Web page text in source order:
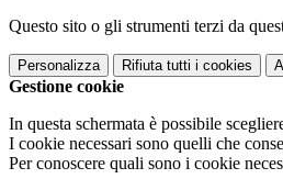
Questo sito o gli strumenti terzi da
Personalizza Rifiuta tutti i cookies
Gestione cookie
In questa schermata è possibile
I cookie necessari sono quelli che
Per conoscere quali sono i cookie